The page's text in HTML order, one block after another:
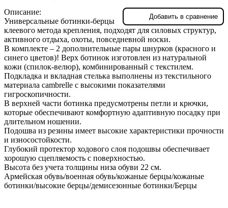
Добавить в сравнение
Описание:
Универсальные ботинки-берцы
клеевого метода крепления, подходят для силовых структур,
активного отдыха, охоты, повседневной носки.
В комплекте – 2 дополнительные пары шнурков (красного и
синего цветов)! Верх ботинок изготовлен из натуральной
кожи (спилок-велюр), комбинированный с текстилем.
Подкладка и вкладная стелька выполнены из текстильного
материала cambrelle с высокими показателями
гигроскопичности.
В верхней части ботинка предусмотрены петли и крючки,
которые обеспечивают комфортную адаптивную посадку при
длительном ношении.
Подошва из резины имеет высокие характеристики прочности
и износостойкости.
Глубокий протектор ходового слоя подошвы обеспечивает
хорошую сцепляемость с поверхностью.
Высота без учета толщины низа обуви 22 см.
Армейская обувь/военная обувь/кожаные берцы/кожаные
ботинки/высокие берцы/демисезонные ботинки/Берцы